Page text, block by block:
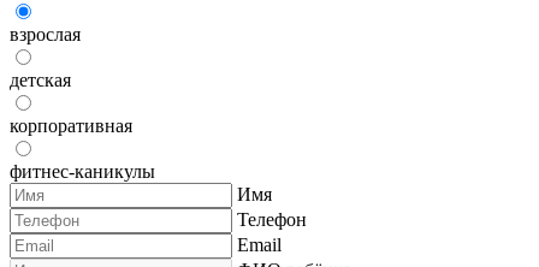
взрослая
детская
корпоративная
фитнес-каникулы
Имя
Телефон
Email